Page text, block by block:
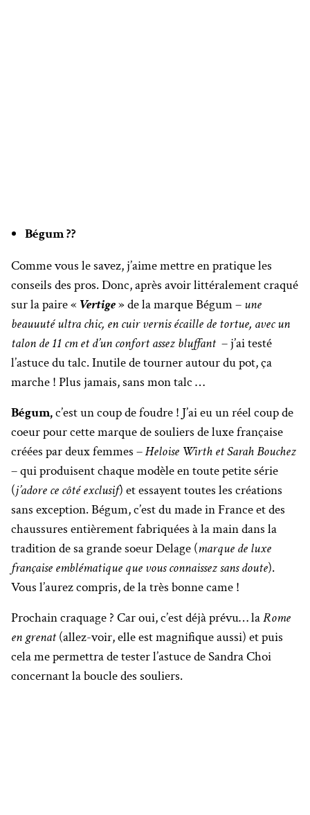
Bégum ??
Comme vous le savez, j’aime mettre en pratique les
conseils des pros. Donc, après avoir littéralement craqué
sur la paire « Vertige» de la marque Bégum – une
beauuuté ultra chic, en cuir vernis écaille de tortue, avec un
talon de 11 cm et d’un confort assez bluffant – j’ai testé
l’astuce du talc. Inutile de tourner autour du pot, ça
marche ! Plus jamais, sans mon talc …
Bégum,c’est un coup de foudre ! J’ai eu un réel coup de
coeur pour cette marque de souliers de luxe française
créées par deux femmes –Heloise Wirth et Sarah Bouchez
– qui produisent chaque modèle en toute petite série
(j’adore ce côté exclusif) et essayent toutes les créations
sans exception. Bégum, c’est du made in France et des
chaussures entièrement fabriquées à la main dans la
tradition de sa grande soeur Delage (marque de luxe
française emblématique que vous connaissez sans doute).
Vous l’aurez compris, de la très bonne came !
Prochain craquage ? Car oui, c’est déjà prévu… laRome
en grenat(allez-voir, elle est magnifique aussi) et puis
cela me permettra de tester l’astuce de Sandra Choi
concernant la boucle des souliers.